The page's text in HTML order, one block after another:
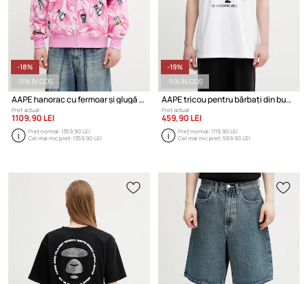
-18%
-5% ÎN COȘ
AAPE hanorac cu fermoar și glugă din bumbac pentru bărbați
Preț actual:
1109,90 LEI
Preț normal:1359,90 LEI
Cel mai mic preț:1359,90 LEI
-19%
-5% ÎN COȘ
AAPE tricou pentru bărbați din bumbac
Preț actual:
459,90 LEI
Preț normal:1119,90 LEI
Cel mai mic preț:569,90 LEI